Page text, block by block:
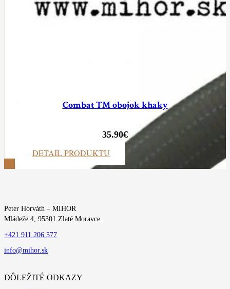
Combat TM obojok khaky
35.90€
DETAIL PRODUKTU
Peter Horváth – MIHOR
Mládeže 4, 95301 Zlaté Moravce
+421 911 206 577
info@mihor.sk
DÔLEŽITÉ ODKAZY